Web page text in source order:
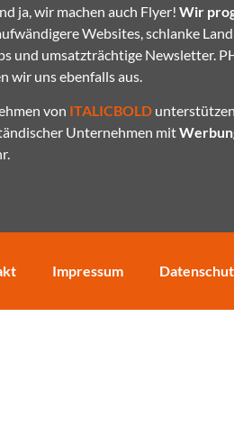
ja, wir machen auch Flyer! Wir
Websites, schlanke
und umsatzträchtige Newsletter.
wir uns ebenfalls aus.
von ITALICBOLD
Unternehmen mit
Impressum